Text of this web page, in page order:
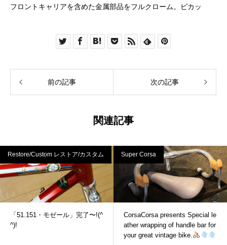
フロントキャリアを含めた金属部品をフルクローム。ビカッ
前の記事 次の記事
関連記事
Restore/Custom レストア/カスタム
「51.151・モゼール」完了〜!(^
^)!
Super Corsa
CorsaCorsa presents Special le
ather wrapping of handle bar for
your great vintage bike.